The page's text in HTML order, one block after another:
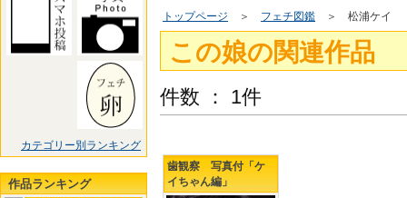
カテゴリー別ランキング
作品ランキング
トップページ ＞ フェチ図鑑 ＞ 松浦ケイ
この娘の関連作品
件数 ： 1件
歯観察 写真付「ケ
イちゃん編」